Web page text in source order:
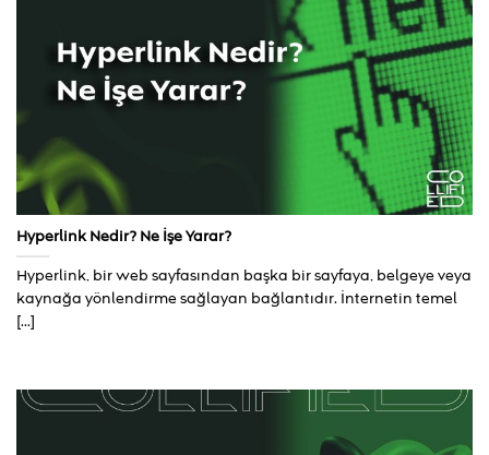
Hyperlink Nedir? Ne İşe Yarar?
Hyperlink, bir web sayfasından başka bir sayfaya, belgeye veya
kaynağa yönlendirme sağlayan bağlantıdır. İnternetin temel
[...]